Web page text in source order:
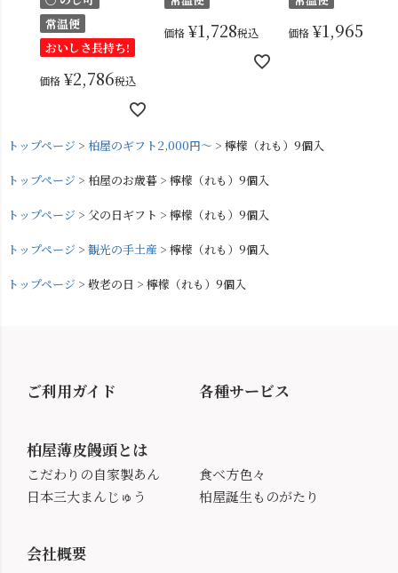
常温便
おいしさ長持ち!
価格 ¥2,786税込
価格 ¥1,728税込 価格 ¥1,965
トップページ 柏屋のギフト2,000円～ 檸檬（れも）9個入
トップページ 柏屋のお歳暮 檸檬（れも）9個入
トップページ 父の日ギフト 檸檬（れも）9個入
トップページ 観光の手土産 檸檬（れも）9個入
トップページ 敬老の日 檸檬（れも）9個入
ご利用ガイド 各種サービス
柏屋薄皮饅頭とは
こだわりの自家製あん
日本三大まんじゅう
食べ方色々
柏屋誕生ものがたり
会社概要